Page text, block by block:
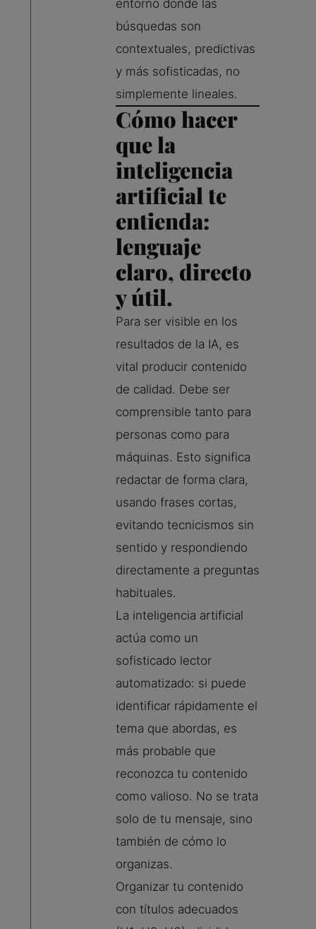
entorno donde las
búsquedas son
contextuales, predictivas
y más sofisticadas, no
simplemente lineales.
Cómo hacer
que la
inteligencia
artificial te
entienda:
lenguaje
claro, directo
y útil.
Para ser visible en los
resultados de la IA, es
vital producir contenido
de calidad. Debe ser
comprensible tanto para
personas como para
máquinas. Esto significa
redactar de forma clara,
usando frases cortas,
evitando tecnicismos sin
sentido y respondiendo
directamente a preguntas
habituales.
La inteligencia artificial
actúa como un
sofisticado lector
automatizado: si puede
identificar rápidamente el
tema que abordas, es
más probable que
reconozca tu contenido
como valioso. No se trata
solo de tu mensaje, sino
también de cómo lo
organizas.
Organizar tu contenido
con títulos adecuados